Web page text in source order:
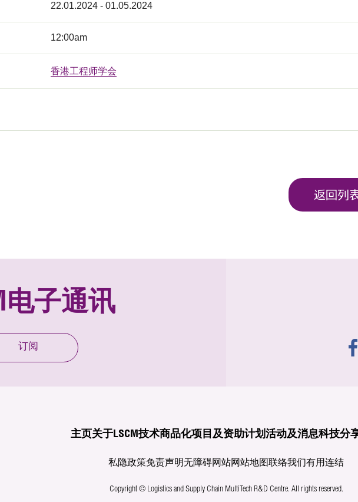
22.01.2024 - 01.05.2024
12:00am
香港工程师学会
返回列
电子通讯
订阅
主页关于LSCM技术商品化项目及资助计划活动及消息科技分
私隐政策免责声明无障碍网站网站地图联络我们有用连结
Copyright © Logistics and Supply Chain MultiTech R&D Centre. All rights reserved.